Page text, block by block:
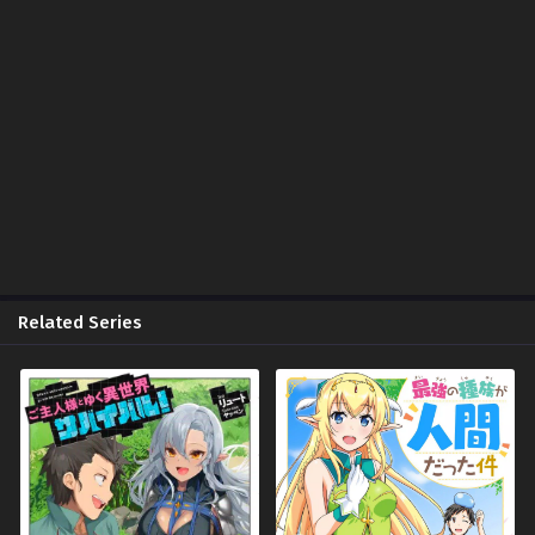
Chapter 13
November 25, 2025
Chapter 12
November 25, 2025
Chapter 11
November 25, 2025
Related Series